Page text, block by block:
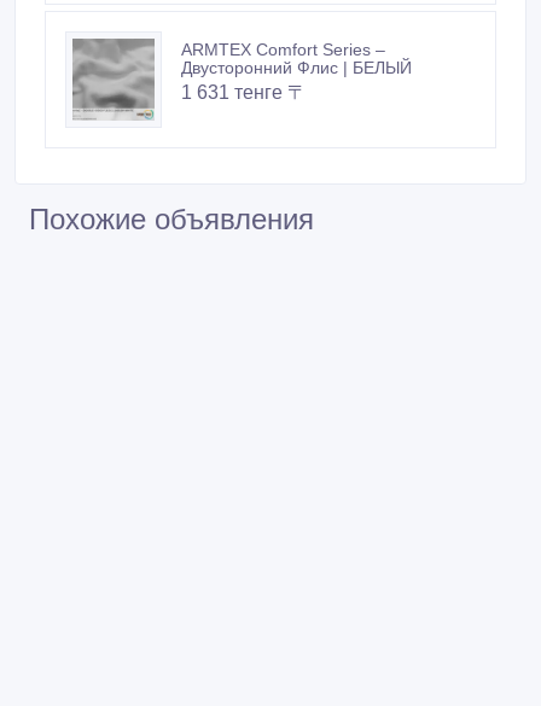
ARMTEX Comfort Series –
Двусторонний Флис | БЕЛЫЙ
1 631 тенге 〒
Похожие объявления